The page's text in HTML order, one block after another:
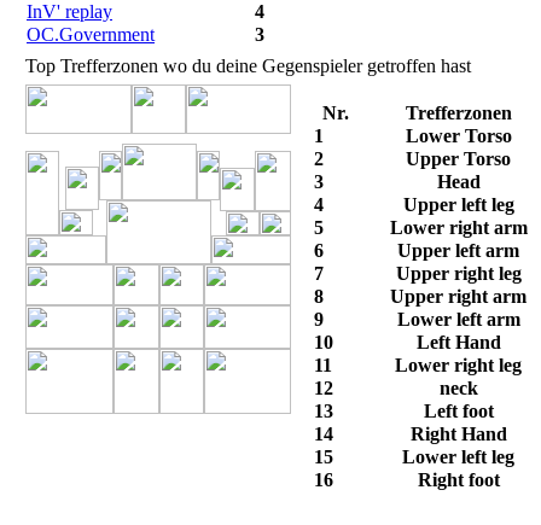
InV' replay
4
OC.Government
3
Top Trefferzonen wo du deine Gegenspieler getroffen hast
Nr.
Trefferzonen
1
Lower Torso
2
Upper Torso
3
Head
4
Upper left leg
5
Lower right arm
6
Upper left arm
7
Upper right leg
8
Upper right arm
9
Lower left arm
10
Left Hand
11
Lower right leg
12
neck
13
Left foot
14
Right Hand
15
Lower left leg
16
Right foot